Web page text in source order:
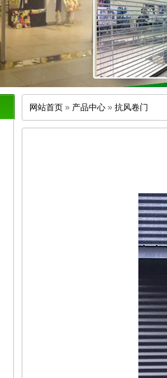
网站首页 » 产品中心 » 抗风卷门